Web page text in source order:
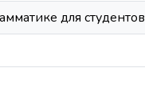
для студентов